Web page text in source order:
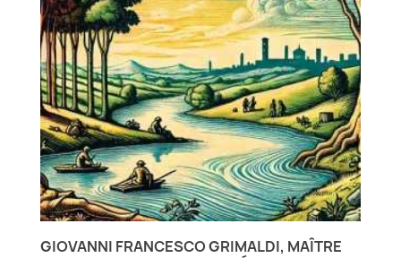
GIOVANNI FRANCESCO GRIMALDI, MAÎTRE